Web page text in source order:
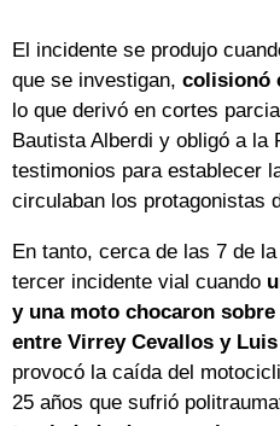
El incidente se produjo
que se investigan, colisionó
lo que derivó en cortes
Bautista Alberdi y obligó a la
testimonios para establecer
circulaban los protagonistas
En tanto, cerca de las 7 de
tercer incidente vial cuando
y una moto chocaron
entre Virrey Cevallos y Luis
provocó la caída del
25 años que sufrió